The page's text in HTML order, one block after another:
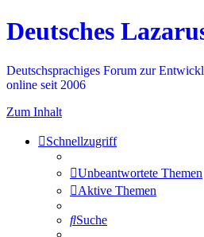
Deutsches
Deutschsprachiges Forum zur
online seit 2006
Zum Inhalt
Schnellzugriff
Unbeantwortete Themen
Aktive Themen
Suche